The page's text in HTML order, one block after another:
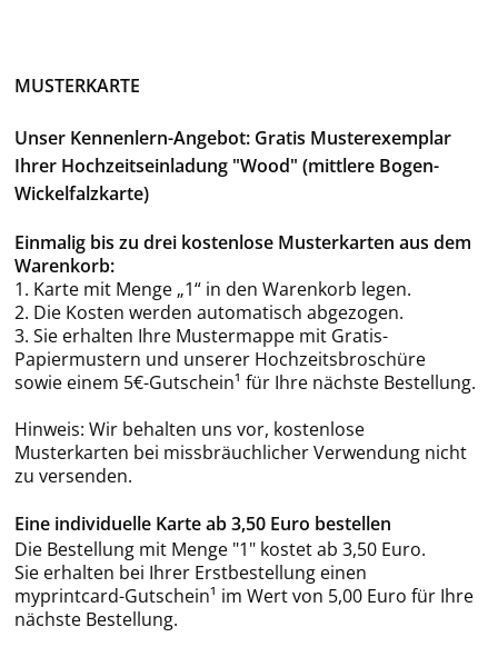
MUSTERKARTE
Unser Kennenlern-Angebot: Gratis Musterexemplar
Ihrer Hochzeitseinladung "Wood" (mittlere Bogen-
Wickelfalzkarte)
Einmalig bis zu drei kostenlose Musterkarten aus dem
Warenkorb:
1. Karte mit Menge „1“ in den Warenkorb legen.
2. Die Kosten werden automatisch abgezogen.
3. Sie erhalten Ihre Mustermappe mit Gratis-
Papiermustern und unserer Hochzeitsbroschüre
sowie einem 5€-Gutschein¹ für Ihre nächste Bestellung.
Hinweis: Wir behalten uns vor, kostenlose
Musterkarten bei missbräuchlicher Verwendung nicht
zu versenden.
Eine individuelle Karte ab 3,50 Euro bestellen
Die Bestellung mit Menge "1" kostet ab 3,50 Euro.
Sie erhalten bei Ihrer Erstbestellung einen
myprintcard-Gutschein¹ im Wert von 5,00 Euro für Ihre
nächste Bestellung.